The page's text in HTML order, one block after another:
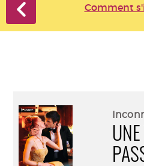
Comment